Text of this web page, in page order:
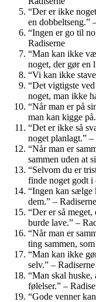
“Der er ikke
en dobbeltseng.”
“Ingen er go til
Radiserne
“Man kan ikke
noget, der gør en
“Vi kan ikke
“Det vigtigste
noget, man ikke
“Når man er på
man kan kigge
“Det er ikke så
noget planlagt.” –
“Når man er
sammen uden at
“Selvom du er
finde noget godt i
“Ingen kan sælge
dem.” – Radiserne
“Der er så meget,
burde lave.” –
“Når man er
ting sammen,
“Man kan ikke
selv.” – Radiserne
“Man skal huske,
følelser.” –
“Gode venner